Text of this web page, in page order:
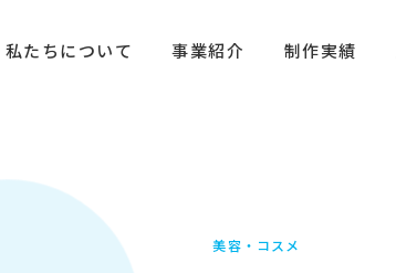
私たちについて 事業紹介 制作実績
美容・コスメ